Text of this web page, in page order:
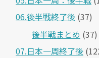
06.後半戦終了後 (37)
後半戦まとめ (37)
07.日本一周終了後